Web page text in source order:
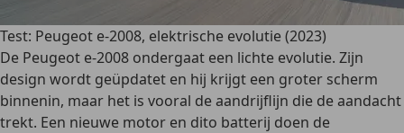
Test: Peugeot e-2008, elektrische evolutie (2023)
De Peugeot e-2008 ondergaat een lichte evolutie. Zijn
design wordt geüpdatet en hij krijgt een groter scherm
binnenin, maar het is vooral de aandrijflijn die de aandacht
trekt. Een nieuwe motor en dito batterij doen de